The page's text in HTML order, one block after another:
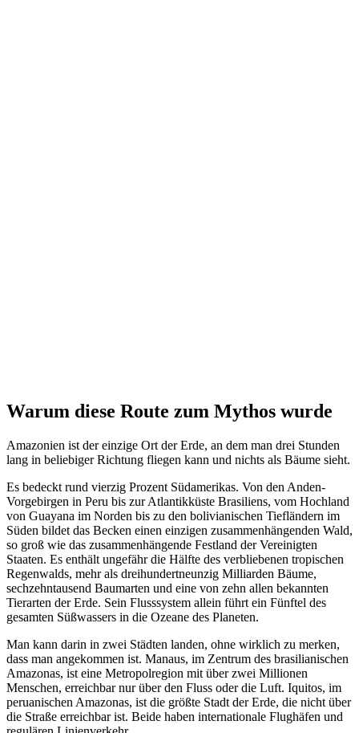
Warum diese Route zum Mythos wurde
Amazonien ist der einzige Ort der Erde, an dem man drei Stunden
lang in beliebiger Richtung fliegen kann und nichts als Bäume sieht.
Es bedeckt rund vierzig Prozent Südamerikas. Von den Anden-
Vorgebirgen in Peru bis zur Atlantikküste Brasiliens, vom Hochland
von Guayana im Norden bis zu den bolivianischen Tiefländern im
Süden bildet das Becken einen einzigen zusammenhängenden Wald,
so groß wie das zusammenhängende Festland der Vereinigten
Staaten. Es enthält ungefähr die Hälfte des verbliebenen tropischen
Regenwalds, mehr als dreihundertneunzig Milliarden Bäume,
sechzehntausend Baumarten und eine von zehn allen bekannten
Tierarten der Erde. Sein Flusssystem allein führt ein Fünftel des
gesamten Süßwassers in die Ozeane des Planeten.
Man kann darin in zwei Städten landen, ohne wirklich zu merken,
dass man angekommen ist. Manaus, im Zentrum des brasilianischen
Amazonas, ist eine Metropolregion mit über zwei Millionen
Menschen, erreichbar nur über den Fluss oder die Luft. Iquitos, im
peruanischen Amazonas, ist die größte Stadt der Erde, die nicht über
die Straße erreichbar ist. Beide haben internationale Flughäfen und